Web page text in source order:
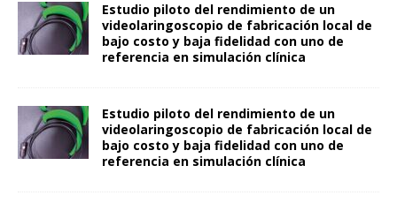
Estudio piloto del rendimiento de un
videolaringoscopio de fabricación local de
bajo costo y baja fidelidad con uno de
referencia en simulación clínica
Estudio piloto del rendimiento de un
videolaringoscopio de fabricación local de
bajo costo y baja fidelidad con uno de
referencia en simulación clínica